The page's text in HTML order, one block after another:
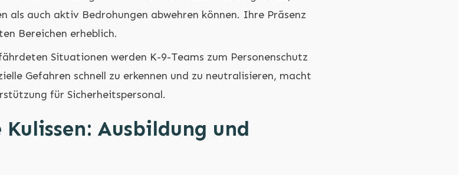
als auch aktiv Bedrohungen abwehren können. Ihre Präsenz
Bereichen erheblich.
Situationen werden K-9-Teams zum Personenschutz
Gefahren schnell zu erkennen und zu neutralisieren, macht
für Sicherheitspersonal.
Ausbildung und